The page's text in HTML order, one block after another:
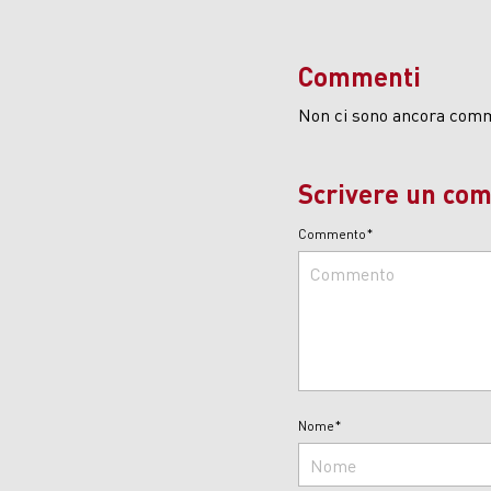
Commenti
Non ci sono ancora
Scrivere un
Commento*
Nome*